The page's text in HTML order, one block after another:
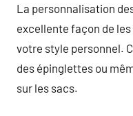
La personnalisation
excellente façon de
votre style personnel.
des épinglettes ou
sur les sacs.